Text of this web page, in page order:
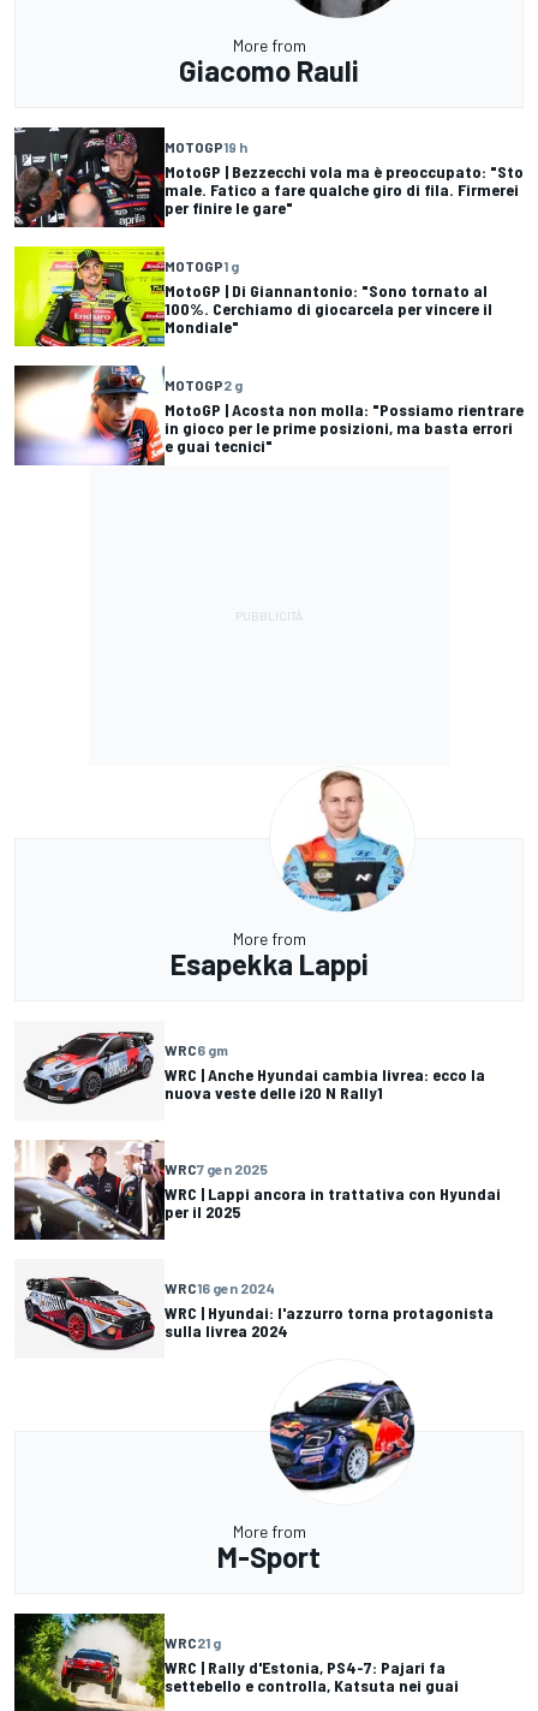
More from
Giacomo Rauli
MOTOGP19 h
MotoGP | Bezzecchi vola ma è preoccupato: "Sto
male. Fatico a fare qualche giro di fila. Firmerei
per finire le gare"
MOTOGP1 g
MotoGP | Di Giannantonio: "Sono tornato al
100%. Cerchiamo di giocarcela per vincere il
Mondiale"
MOTOGP2 g
MotoGP | Acosta non molla: "Possiamo rientrare
in gioco per le prime posizioni, ma basta errori
e guai tecnici"
More from
Esapekka Lappi
WRC6 gm
WRC | Anche Hyundai cambia livrea: ecco la
nuova veste delle i20 N Rally1
WRC7 gen 2025
WRC | Lappi ancora in trattativa con Hyundai
per il 2025
WRC16 gen 2024
WRC | Hyundai: l'azzurro torna protagonista
sulla livrea 2024
More from
M-Sport
WRC21 g
WRC | Rally d'Estonia, PS4-7: Pajari fa
settebello e controlla, Katsuta nei guai